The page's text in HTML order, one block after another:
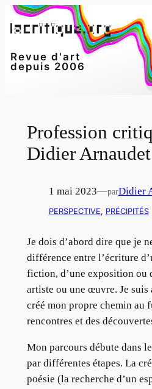
Aller
au
Revue d'art
depuis 2006
Profession
Didier Arnaudet
1 mai 2023—parDidier
PERSPECTIVE, PRÉCIPITÉS
Je dois d’abord dire que je
différence entre l’écriture
fiction, d’une exposition ou
artiste ou une œuvre. Je suis
créé mon propre chemin au
rencontres et des
Mon parcours débute dans
par différentes étapes. La
poésie (la recherche d’un